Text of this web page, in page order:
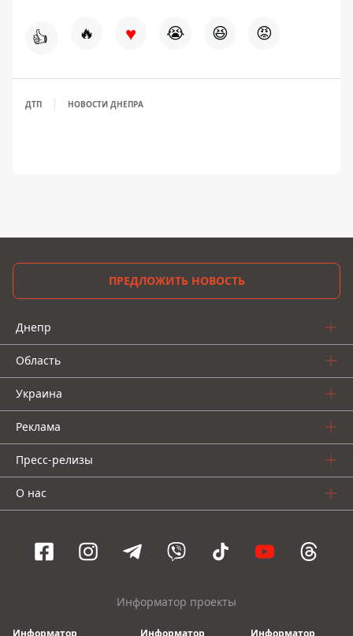
👍 🔥 ♥ 😭 😆 😡
ДТП НОВОСТИ ДНЕПРА
ПРЕДЛОЖИТЬ НОВОСТЬ
Днепр
Область
Украина
Реклама
Пресс-релизы
О нас
Информатор проекты
Информатор
Информатор
Информатор